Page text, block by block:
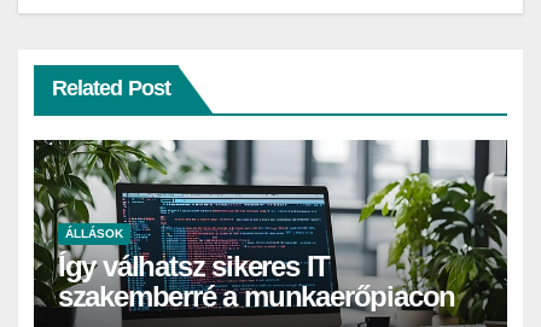
Related Post
ÁLLÁSOK
Így válhatsz sikeres IT
szakemberré a munkaerőpiacon